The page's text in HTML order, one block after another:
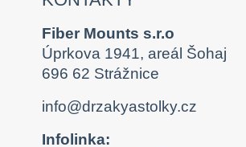
Fiber Mounts s.r.o
Úprkova 1941, areál Šohaj
696 62 Strážnice
info@drzakyastolky.cz
Infolinka: